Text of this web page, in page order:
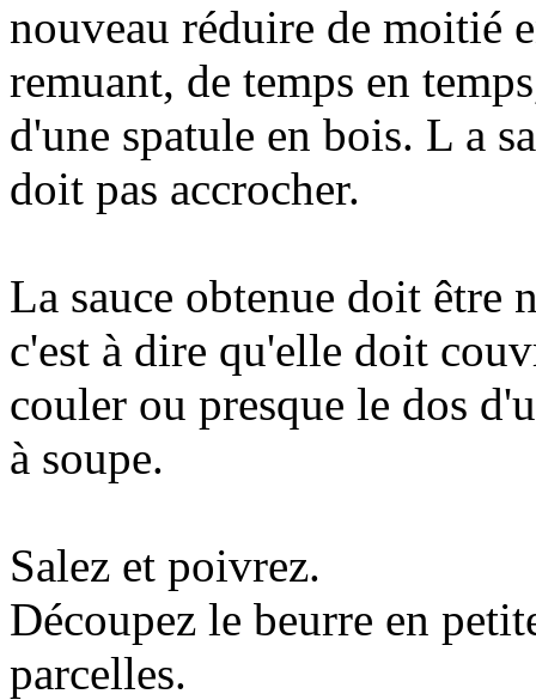
nouveau réduire de moitié
remuant, de temps en
d'une spatule en bois. L a
doit pas accrocher.
La sauce obtenue doit être
c'est à dire qu'elle doit
couler ou presque le dos
à soupe.
Salez et poivrez.
Découpez le beurre en
parcelles.